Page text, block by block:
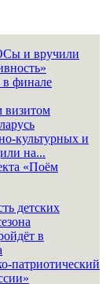
и вручили
в финале
визитом
культурных и
на...
«Поём
детских
в
патриотический